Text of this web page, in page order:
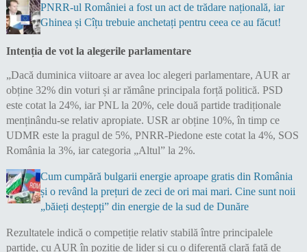
PNRR-ul României a fost un act de trădare națională, iar
Ghinea și Cîțu trebuie anchetați pentru ceea ce au făcut!
Intenția de vot la alegerile parlamentare
„Dacă duminica viitoare ar avea loc alegeri parlamentare, AUR ar
obține 32% din voturi și ar rămâne principala forță politică. PSD
este cotat la 24%, iar PNL la 20%, cele două partide tradiționale
menținându-se relativ apropiate. USR ar obține 10%, în timp ce
UDMR este la pragul de 5%, PNRR-Piedone este cotat la 4%, SOS
România la 3%, iar categoria „Altul” la 2%.
Cum cumpără bulgarii energie aproape gratis din România
și o revând la prețuri de zeci de ori mai mari. Cine sunt noii
„băieți deștepți” din energie de la sud de Dunăre
Rezultatele indică o competiție relativ stabilă între principalele
partide, cu AUR în poziție de lider și cu o diferență clară față de